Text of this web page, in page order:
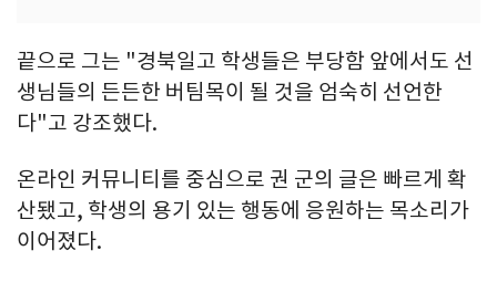
끝으로 그는 "경북일고 학생들은 부당함 앞에서도 선
생님들의 든든한 버팀목이 될 것을 엄숙히 선언한
다"고 강조했다.
온라인 커뮤니티를 중심으로 권 군의 글은 빠르게 확
산됐고, 학생의 용기 있는 행동에 응원하는 목소리가
이어졌다.